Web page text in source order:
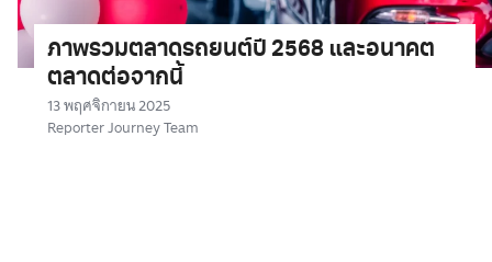
ภาพรวมตลาดรถยนต์ปี 2568 และอนาคต
ตลาดต่อจากนี้
13 พฤศจิกายน 2025
Reporter Journey Team